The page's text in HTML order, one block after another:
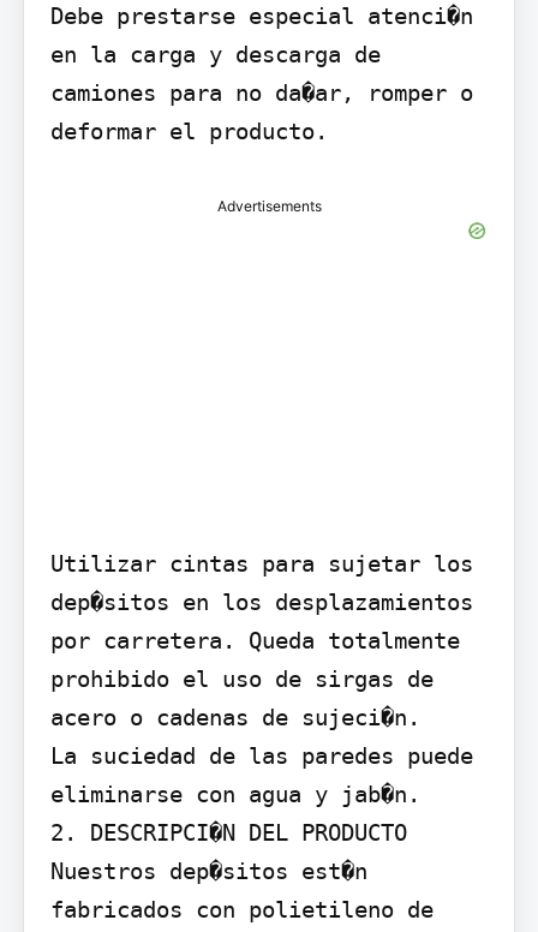
Debe prestarse especial atenci�n
en la carga y descarga de
camiones para no da�ar, romper o
deformar el producto.
Advertisements
Utilizar cintas para sujetar los
dep�sitos en los desplazamientos
por carretera. Queda totalmente
prohibido el uso de sirgas de
acero o cadenas de sujeci�n.
La suciedad de las paredes puede
eliminarse con agua y jab�n.
2. DESCRIPCI�N DEL PRODUCTO
Nuestros dep�sitos est�n
fabricados con polietileno de